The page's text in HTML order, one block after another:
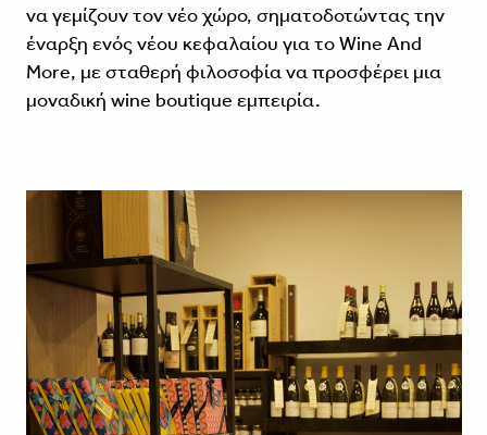
να γεμίζουν τον νέο χώρο, σηματοδοτώντας την
έναρξη ενός νέου κεφαλαίου για το Wine And
More, με σταθερή φιλοσοφία να προσφέρει μια
μοναδική wine boutique εμπειρία.